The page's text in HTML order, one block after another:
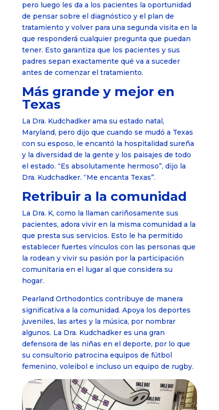
pero luego les da a los pacientes la oportunidad
de pensar sobre el diagnóstico y el plan de
tratamiento y volver para una segunda visita en la
que responderá cualquier pregunta que puedan
tener. Esto garantiza que los pacientes y sus
padres sepan exactamente qué va a suceder
antes de comenzar el tratamiento.
Más grande y mejor en
Texas
La Dra. Kudchadker ama su estado natal,
Maryland, pero dijo que cuando se mudó a Texas
con su esposo, le encantó la hospitalidad sureña
y la diversidad de la gente y los paisajes de todo
el estado. “Es absolutamente hermoso”, dijo la
Dra. Kudchadker. “Me encanta Texas”.
Retribuir a la comunidad
La Dra. K, como la llaman cariñosamente sus
pacientes, adora vivir en la misma comunidad a la
que presta sus servicios. Esto le ha permitido
establecer fuertes vínculos con las personas que
la rodean y vivir su pasión por la participación
comunitaria en el lugar al que considera su
hogar.
Pearland Orthodontics contribuye de manera
significativa a la comunidad. Apoya los deportes
juveniles, las artes y la música, por nombrar
algunos. La Dra. Kudchadker es una gran
defensora de las niñas en el deporte, por lo que
su consultorio patrocina equipos de fútbol
femenino, voleibol e incluso un equipo de rugby.